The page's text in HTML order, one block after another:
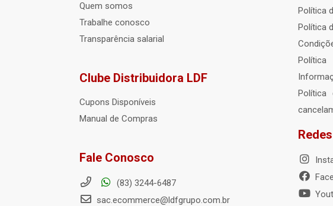
Quem somos
Trabalhe conosco
Transparência salarial
Clube Distribuidora LDF
Cupons Disponíveis
Manual de Compras
Fale Conosco
(83) 3244-6487
sac.ecommerce@ldfgrupo.com.br
Política
Política
Política